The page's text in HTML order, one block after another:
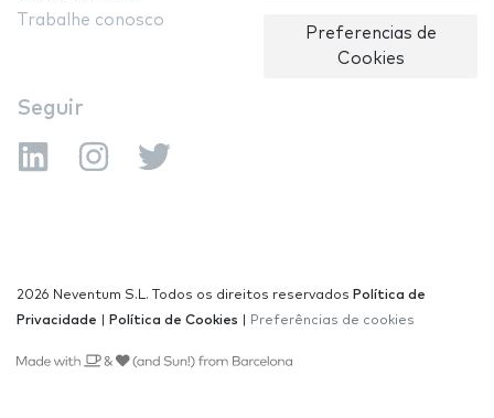
Trabalhe conosco
Preferencias de
Cookies
Seguir
2026 Neventum S.L. Todos os direitos reservados Política de
Privacidade
Política de Cookies Preferências de cookies